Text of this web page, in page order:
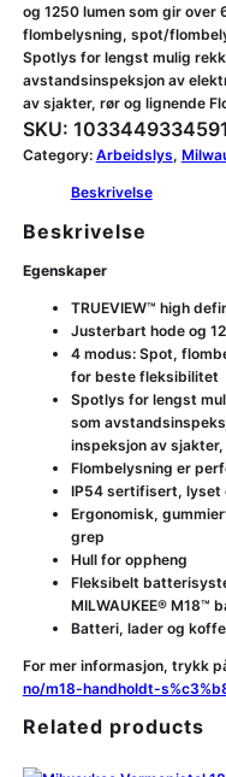
og 1250 lumen som gir over
flombelysning, spot/
Spotlys for lengst mulig
avstandsinspeksjon av
av sjakter, rør og lignende
SKU:
Category: Arbeidslys,
Beskrivelse
Beskrivelse
Egenskaper
TRUEVIEW™ high
Justerbart hode og
4 modus: Spot,
for beste fleksibilitet
Spotlys for lengst
som
inspeksjon av
Flombelysning er
IP54 sertifisert,
Ergonomisk,
grep
Hull for oppheng
Fleksibelt
MILWAUKEE® M18™
Batteri, lader og
For mer informasjon, trykk
no/m18-handholdt-
Related products